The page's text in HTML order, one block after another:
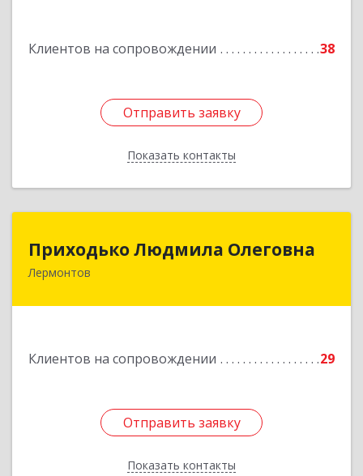
Клиентов на сопровождении 38
Отправить заявку
Показать контакты
Отправить заявку
Назад
Приходько Людмила Олеговна
Лермонтов
Клиентов на сопровождении 29
Отправить заявку
Показать контакты
357341, Лермонтов г, П.Лумумбы ул, дом №
Отправить заявку
Назад